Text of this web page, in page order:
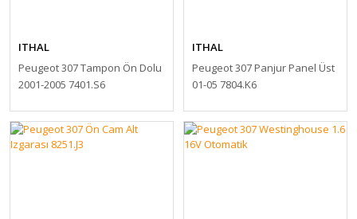
ITHAL
Peugeot 307 Tampon Ön Dolu
2001-2005 7401.S6
ITHAL
Peugeot 307 Panjur Panel Üst
01-05 7804.K6